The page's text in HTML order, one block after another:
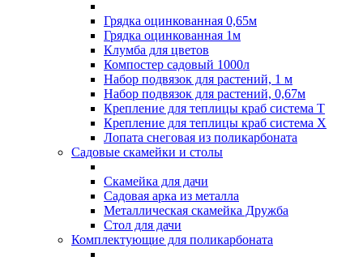
Грядка оцинкованная 0,65м
Грядка оцинкованная 1м
Клумба для цветов
Компостер садовый 1000л
Набор подвязок для растений, 1 м
Набор подвязок для растений, 0,67м
Крепление для теплицы краб система Т
Крепление для теплицы краб система Х
Лопата снеговая из поликарбоната
Садовые скамейки и столы
Скамейка для дачи
Садовая арка из металла
Металлическая скамейка Дружба
Стол для дачи
Комплектующие для поликарбоната